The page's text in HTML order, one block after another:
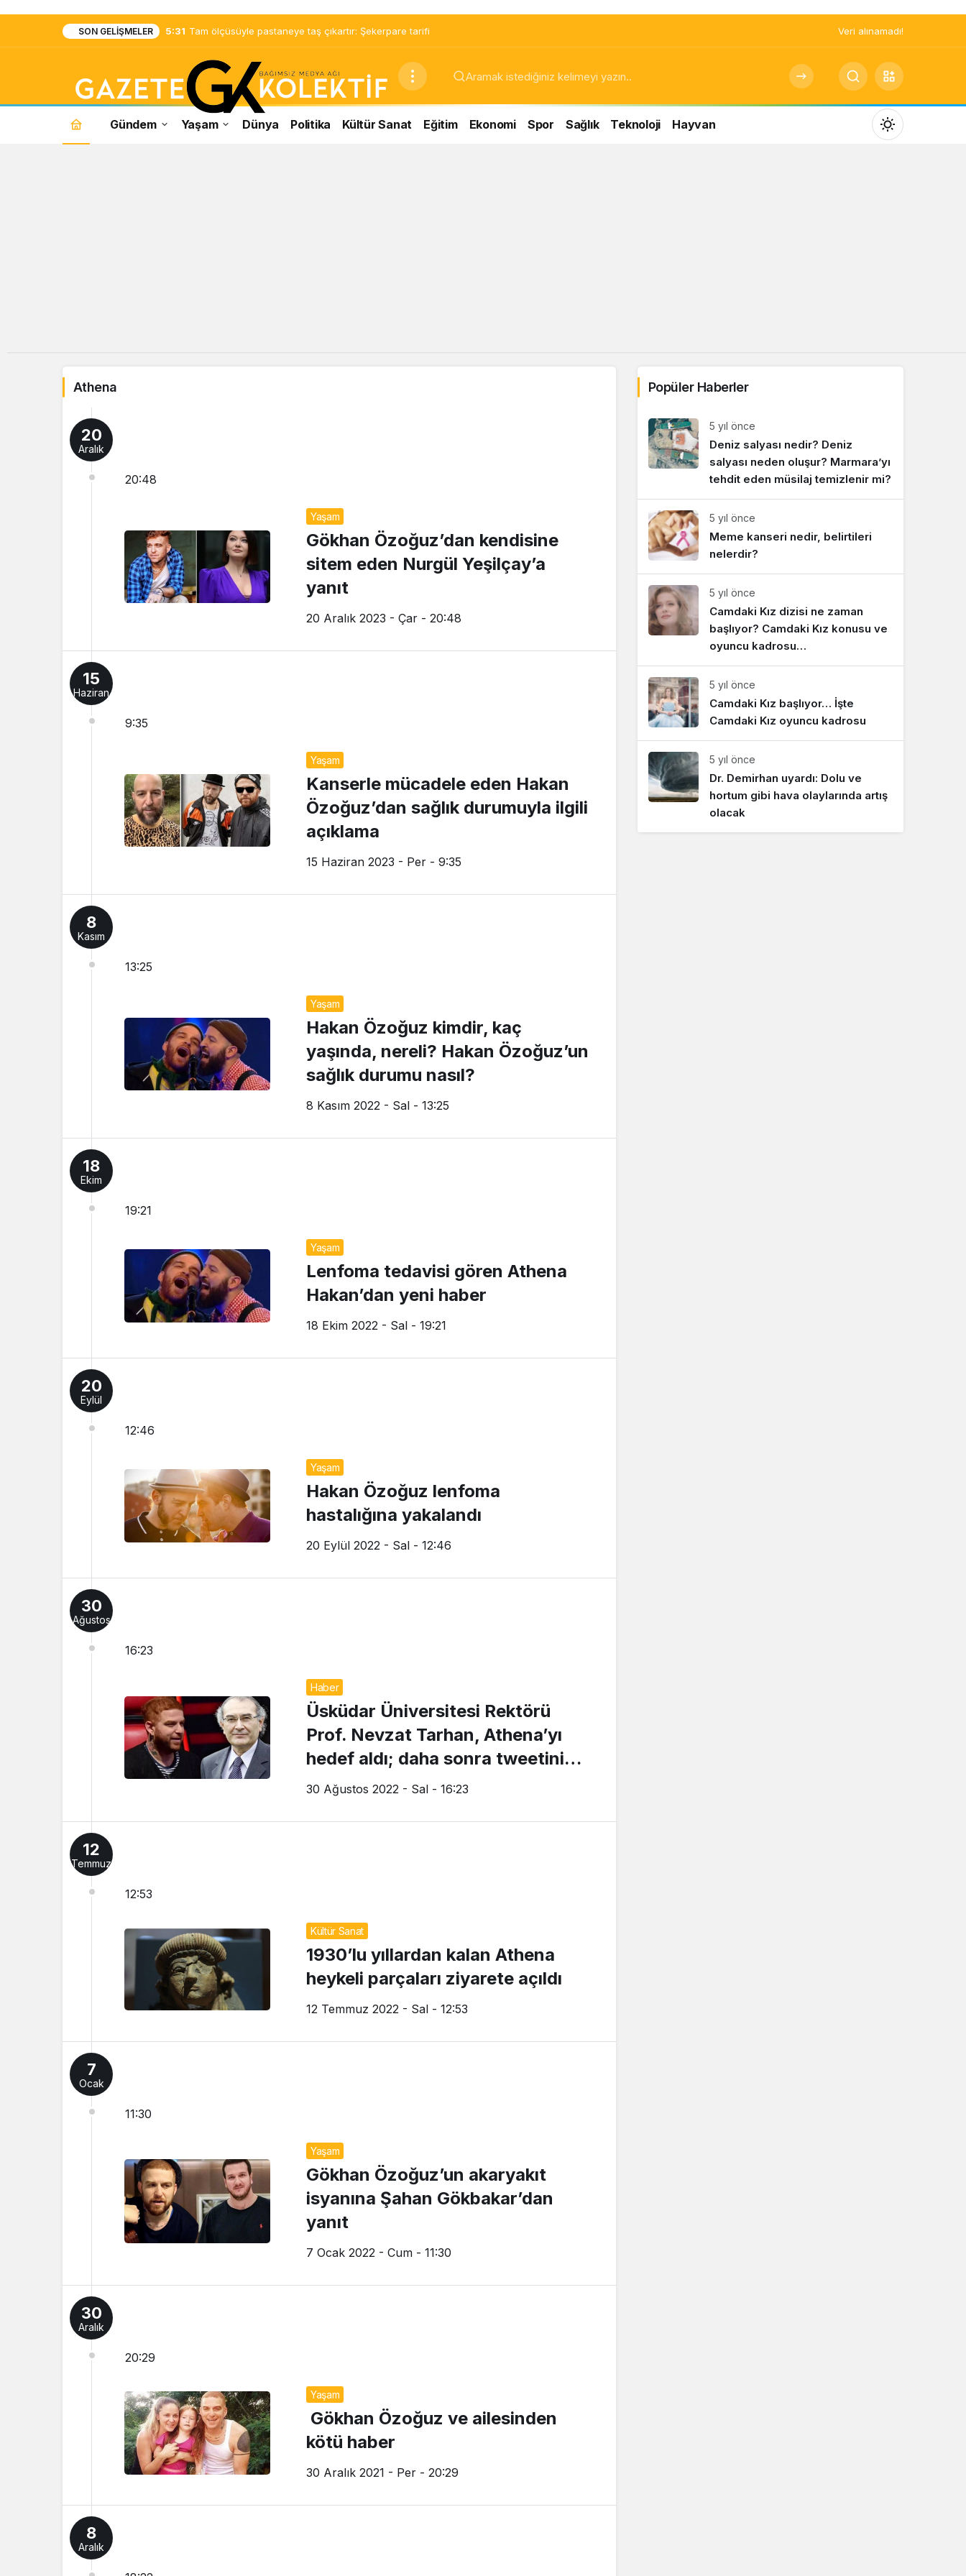
SON GELIŞMELER 5:31 Tam ölçüsüyle pastaneye taş çıkartır: Şekerpare tarifi Veri alınamadı!
Athena
Gündem Yaşam Dünya Politika Kültür Sanat Eğitim Ekonomi Spor Sağlık Teknoloji Hayvan
Mod
değiştir
Athena
20
Aralık
20:48
Yaşam
Gökhan Özoğuz’dan kendisine
sitem eden Nurgül Yeşilçay’a
yanıt
20 Aralık 2023 - Çar - 20:48
15
Haziran
9:35
Yaşam
Kanserle mücadele eden Hakan
Özoğuz’dan sağlık durumuyla ilgili
açıklama
15 Haziran 2023 - Per - 9:35
8
Kasım
13:25
Yaşam
Hakan Özoğuz kimdir, kaç
yaşında, nereli? Hakan Özoğuz’un
sağlık durumu nasıl?
8 Kasım 2022 - Sal - 13:25
18
Ekim
19:21
Yaşam
Lenfoma tedavisi gören Athena
Hakan’dan yeni haber
18 Ekim 2022 - Sal - 19:21
20
Eylül
12:46
Yaşam
Hakan Özoğuz lenfoma
hastalığına yakalandı
20 Eylül 2022 - Sal - 12:46
30
Ağustos
16:23
Haber
Üsküdar Üniversitesi Rektörü
Prof. Nevzat Tarhan, Athena’yı
hedef aldı; daha sonra tweetini
sildi
30 Ağustos 2022 - Sal - 16:23
12
Temmuz
12:53
Kültür Sanat
1930’lu yıllardan kalan Athena
heykeli parçaları ziyarete açıldı
12 Temmuz 2022 - Sal - 12:53
7
Ocak
11:30
Yaşam
Gökhan Özoğuz’un akaryakıt
isyanına Şahan Gökbakar’dan
yanıt
7 Ocak 2022 - Cum - 11:30
30
Aralık
20:29
Yaşam
Gökhan Özoğuz ve ailesinden
kötü haber
30 Aralık 2021 - Per - 20:29
8
Aralık
Popüler Haberler
5 yıl önce
Deniz salyası nedir? Deniz
salyası neden oluşur? Marmara’yı
tehdit eden müsilaj temizlenir mi?
5 yıl önce
Meme kanseri nedir, belirtileri
nelerdir?
5 yıl önce
Camdaki Kız dizisi ne zaman
başlıyor? Camdaki Kız konusu ve
oyuncu kadrosu…
5 yıl önce
Camdaki Kız başlıyor… İşte
Camdaki Kız oyuncu kadrosu
5 yıl önce
Dr. Demirhan uyardı: Dolu ve
hortum gibi hava olaylarında artış
olacak